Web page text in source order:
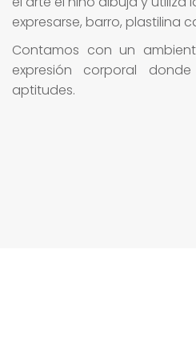
expresarse, barro, plastilina
Contamos con un
expresión corporal
aptitudes.